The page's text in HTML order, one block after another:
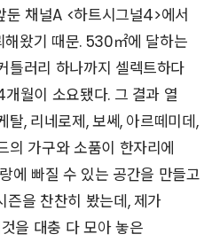
채널A <하트시그널4>에서
해왔기 때문. 530㎡에 달하는
틀러리 하나까지 셀렉트하다
월이 소요됐다. 그 결과 열
, 리네로제, 보쎄, 아르떼미데,
의 가구와 소품이 한자리에
에 빠질 수 있는 공간을 만들고
즌을 찬찬히 봤는데, 제가
을 대충 다 모아 놓은